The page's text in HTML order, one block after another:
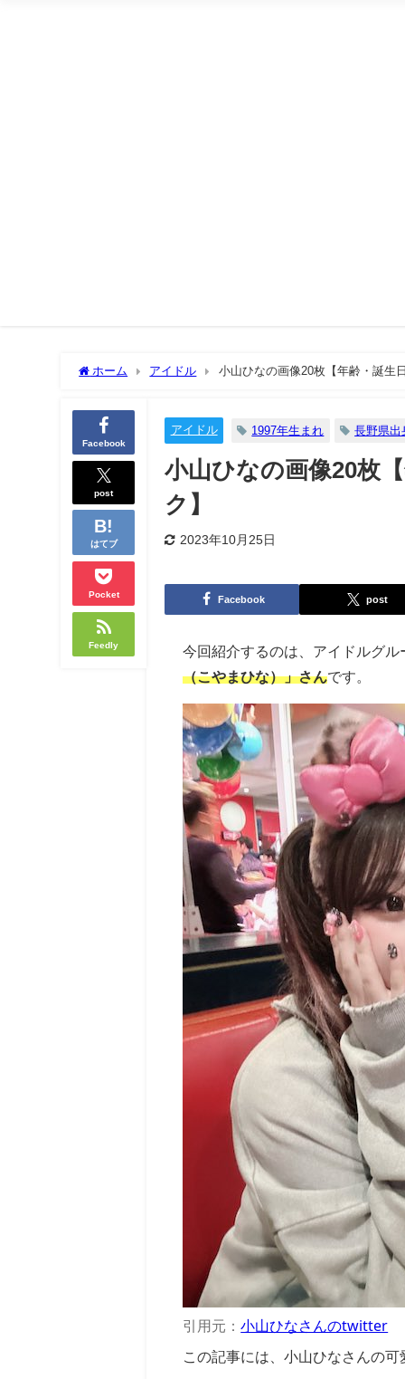
ホーム アイドル 小山ひなの画像20枚【年齢・誕生
Facebook
post
はてブ
Pocket
Feedly
アイドル 1997年生まれ 長野県出
小山ひなの画像20枚
ク】
2023年10月25日
Facebook post
今回紹介するのは、アイドルグ
（こやまひな）」さんです。
引用元：小山ひなさんのtwitter
この記事には、小山ひなさんの